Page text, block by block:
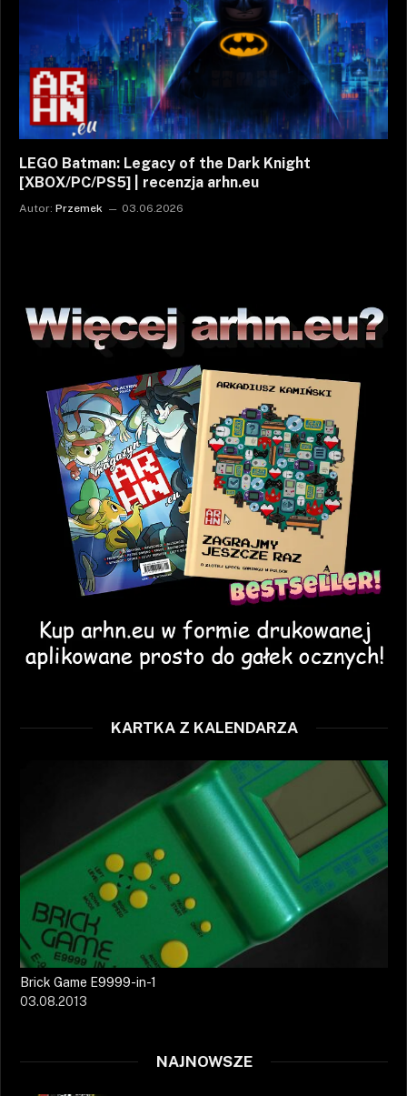
LEGO Batman: Legacy of the Dark Knight
[XBOX/PC/PS5] | recenzja arhn.eu
Autor: Przemek 03.06.2026
KARTKA Z KALENDARZA
Brick Game E9999-in-1
03.08.2013
NAJNOWSZE